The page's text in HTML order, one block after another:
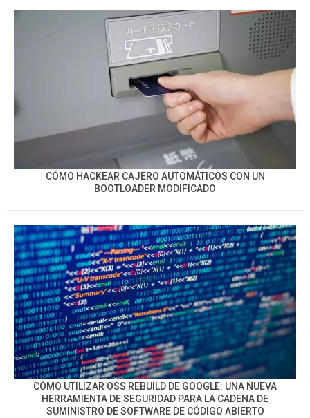
CÓMO HACKEAR CAJERO AUTOMÁTICOS CON UN
BOOTLOADER MODIFICADO
CÓMO UTILIZAR OSS REBUILD DE GOOGLE: UNA NUEVA
HERRAMIENTA DE SEGURIDAD PARA LA CADENA DE
SUMINISTRO DE SOFTWARE DE CÓDIGO ABIERTO